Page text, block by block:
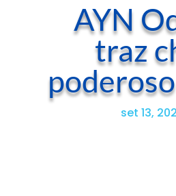
AYN
traz
set 13,